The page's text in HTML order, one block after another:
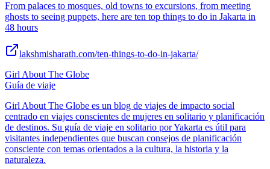
From palaces to mosques, old towns to excursions, from meeting
ghosts to seeing puppets, here are ten top things to do in Jakarta in
48 hours
lakshmisharath.com/ten-things-to-do-in-jakarta/
Girl About The Globe
Guía de viaje
Girl About The Globe es un blog de viajes de impacto social
centrado en viajes conscientes de mujeres en solitario y planificación
de destinos. Su guía de viaje en solitario por Yakarta es útil para
visitantes independientes que buscan consejos de planificación
consciente con temas orientados a la cultura, la historia y la
naturaleza.